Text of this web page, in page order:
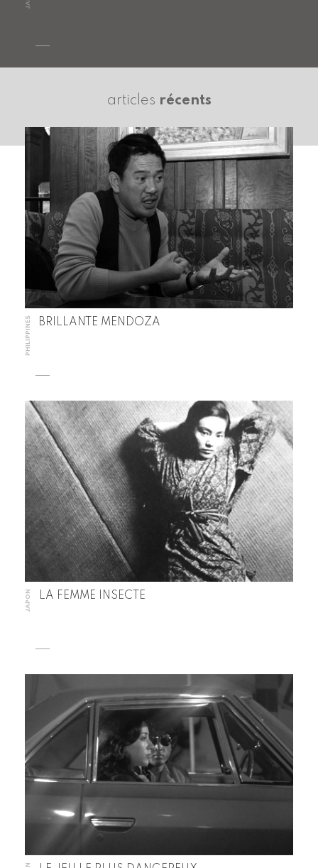
articles récents
PHILIPPINES BRILLANTE MENDOZA
JAPON LA FEMME INSECTE